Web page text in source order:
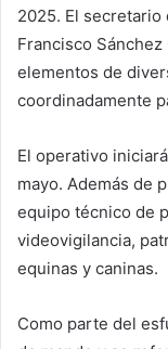
2025. El
Francisco
elementos de
coordinadamente
El operativo
mayo. Además de
equipo técnico de
videovigilancia,
equinas y caninas.
Como parte del